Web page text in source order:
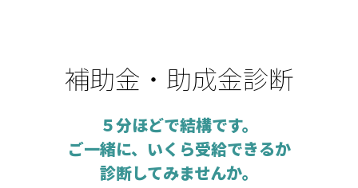
補助⾦・助成⾦診断
５分ほどで結構です。
ご一緒に、 いくら受給できるか
診断してみませんか。